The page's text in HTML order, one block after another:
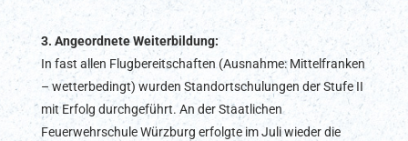
3. Angeordnete Weiterbildung:
In fast allen Flugbereitschaften (Ausnahme: Mittelfranken
– wetterbedingt) wurden Standortschulungen der Stufe II
mit Erfolg durchgeführt. An der Staatlichen
Feuerwehrschule Würzburg erfolgte im Juli wieder die